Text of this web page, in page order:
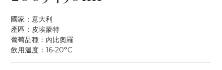
國家：意大利
產區：皮埃蒙特
葡萄品種：內比奧羅
飲用溫度：16-20°C